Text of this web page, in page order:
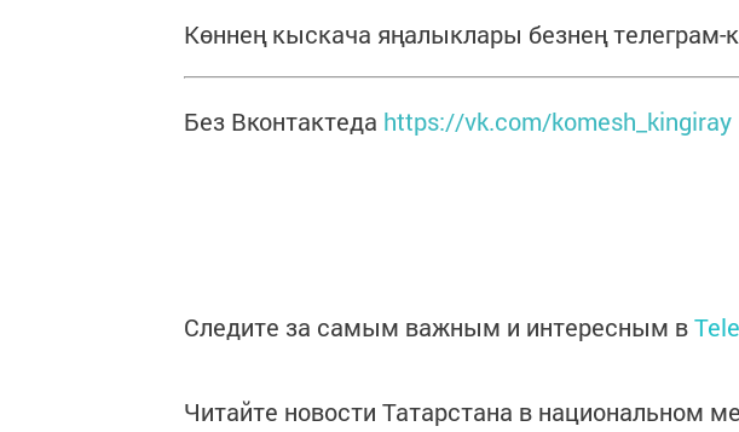
Көннең кыскача яңалыклары безнең телеграм-
Без Вконтактеда https://vk.com/komesh_kingiray
Следите за самым важным и интересным в
Читайте новости Татарстана в национальном